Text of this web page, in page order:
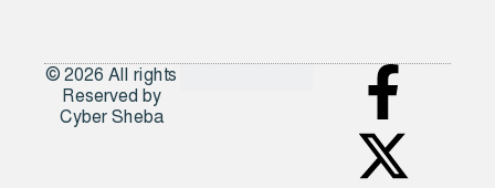
© 2026 All rights
Reserved by
Cyber Sheba